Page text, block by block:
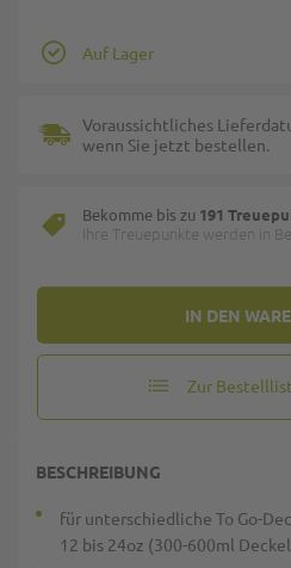
IN DEN
Auf Lager
Voraussichtliches
wenn Sie jetzt bestellen.
Bekomme bis zu 191
Ihre Treuepunkte werden in
Zur
BESCHREIBUNG
für unterschiedliche To Go-
12 bis 24oz (300-600ml